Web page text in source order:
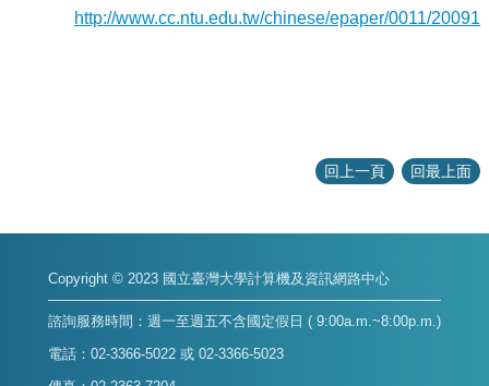
http://www.cc.ntu.edu.tw/chinese/epaper/0011/
回上一頁 回最上面
Copyright © 2023 國立臺灣大學計算機及資訊網路中心
諮詢服務時間：週一至週五不含國定假日 ( 9:00a.m.~8:00p.m.)
電話：02-3366-5022 或 02-3366-5023